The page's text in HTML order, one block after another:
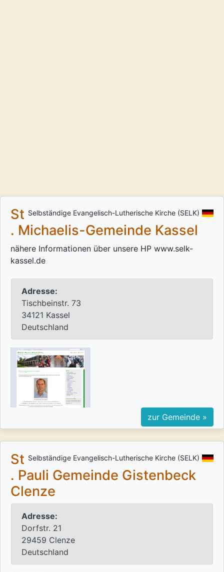
Selbständige Evangelisch-Lutherische Kirche (SELK)
St
. Michaelis-Gemeinde Kassel
nähere Informationen über unsere HP www.selk-
kassel.de
Adresse:
Tischbeinstr. 73
34121 Kassel
Deutschland
zur Gemeinde »
Selbständige Evangelisch-Lutherische Kirche (SELK)
St
. Pauli Gemeinde Gistenbeck
Clenze
Adresse:
Dorfstr. 21
29459 Clenze
Deutschland